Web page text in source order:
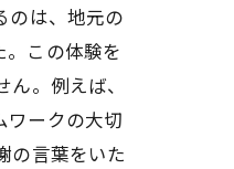
のは、地元の
この体験を
。例えば、
ワークの大切
の言葉をいた